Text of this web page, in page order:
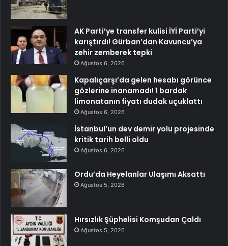
AK Parti’ye transfer kulisi İYİ Parti’yi
karıştırdı! Gürban’dan Kavuncu’ya
zehir zemberek tepki
Ağustos 6, 2026
Kapalıçarşı’da gelen hesabı görünce
gözlerine inanamadı! 1 bardak
limonatanın fiyatı dudak uçuklattı
Ağustos 6, 2026
İstanbul’un dev demir yolu projesinde
kritik tarih belli oldu
Ağustos 6, 2026
Ordu’da Heyelanlar Ulaşımı Aksattı
Ağustos 5, 2026
Hırsızlık Şüphelisi Komşudan Çaldı
Ağustos 5, 2026